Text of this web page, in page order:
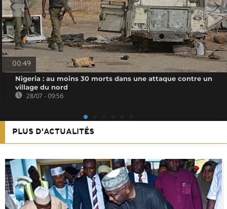
00:49
Nigeria : au moins 30 morts dans une attaque contre un
village du nord
28/07 - 09:56
PLUS D'ACTUALITÉS